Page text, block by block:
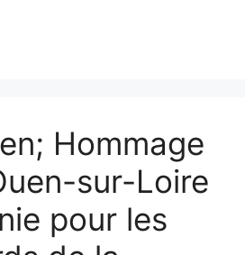
Hommage
sur-Loire
pour les